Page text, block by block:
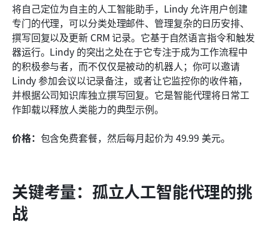
将自己定位为自主的人工智能助手，Lindy 允许用户创建
专门的代理，可以分类处理邮件、管理复杂的日历安排、
撰写回复以及更新 CRM 记录。它基于自然语言指令和触发
器运行。Lindy 的突出之处在于它专注于成为工作流程中
的积极参与者，而不仅仅是被动的机器人；你可以邀请
Lindy 参加会议以记录备注，或者让它监控你的收件箱，
并根据公司知识库独立撰写回复。它是智能代理将日常工
作卸载以释放人类能力的典型示例。
价格： 包含免费套餐，然后每月起价为 49.99 美元。
关键考量：孤立人工智能代理的挑
战